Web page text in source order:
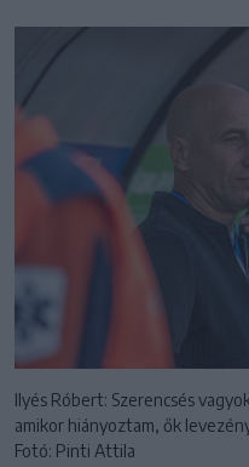
Ilyés Róbert: Szerencsés
amikor hiányoztam, ők
Fotó: Pinti Attila